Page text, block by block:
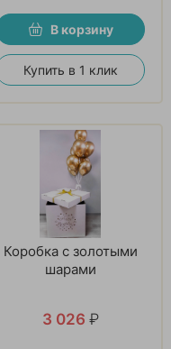
В корзину
Купить в 1 клик
Коробка с золотыми
шарами
3 026 ₽